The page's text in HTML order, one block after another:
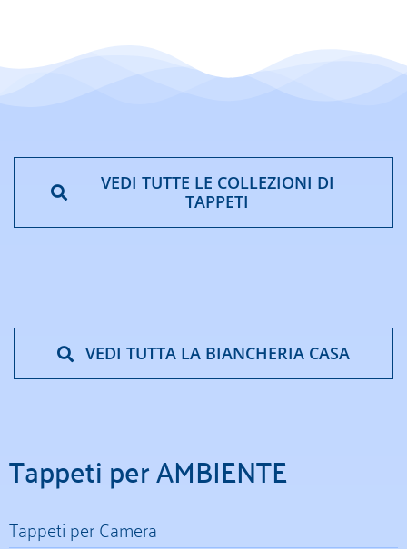
VEDI TUTTE LE COLLEZIONI DI
TAPPETI
VEDI TUTTA LA BIANCHERIA CASA
Tappeti per AMBIENTE
Tappeti per Camera